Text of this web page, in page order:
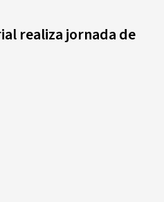
realiza jornada de